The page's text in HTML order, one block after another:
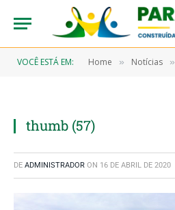
VOCÊ ESTÁ EM: Home » Notícias »
thumb (57)
DE ADMINISTRADOR ON 16 DE ABRIL DE 2020